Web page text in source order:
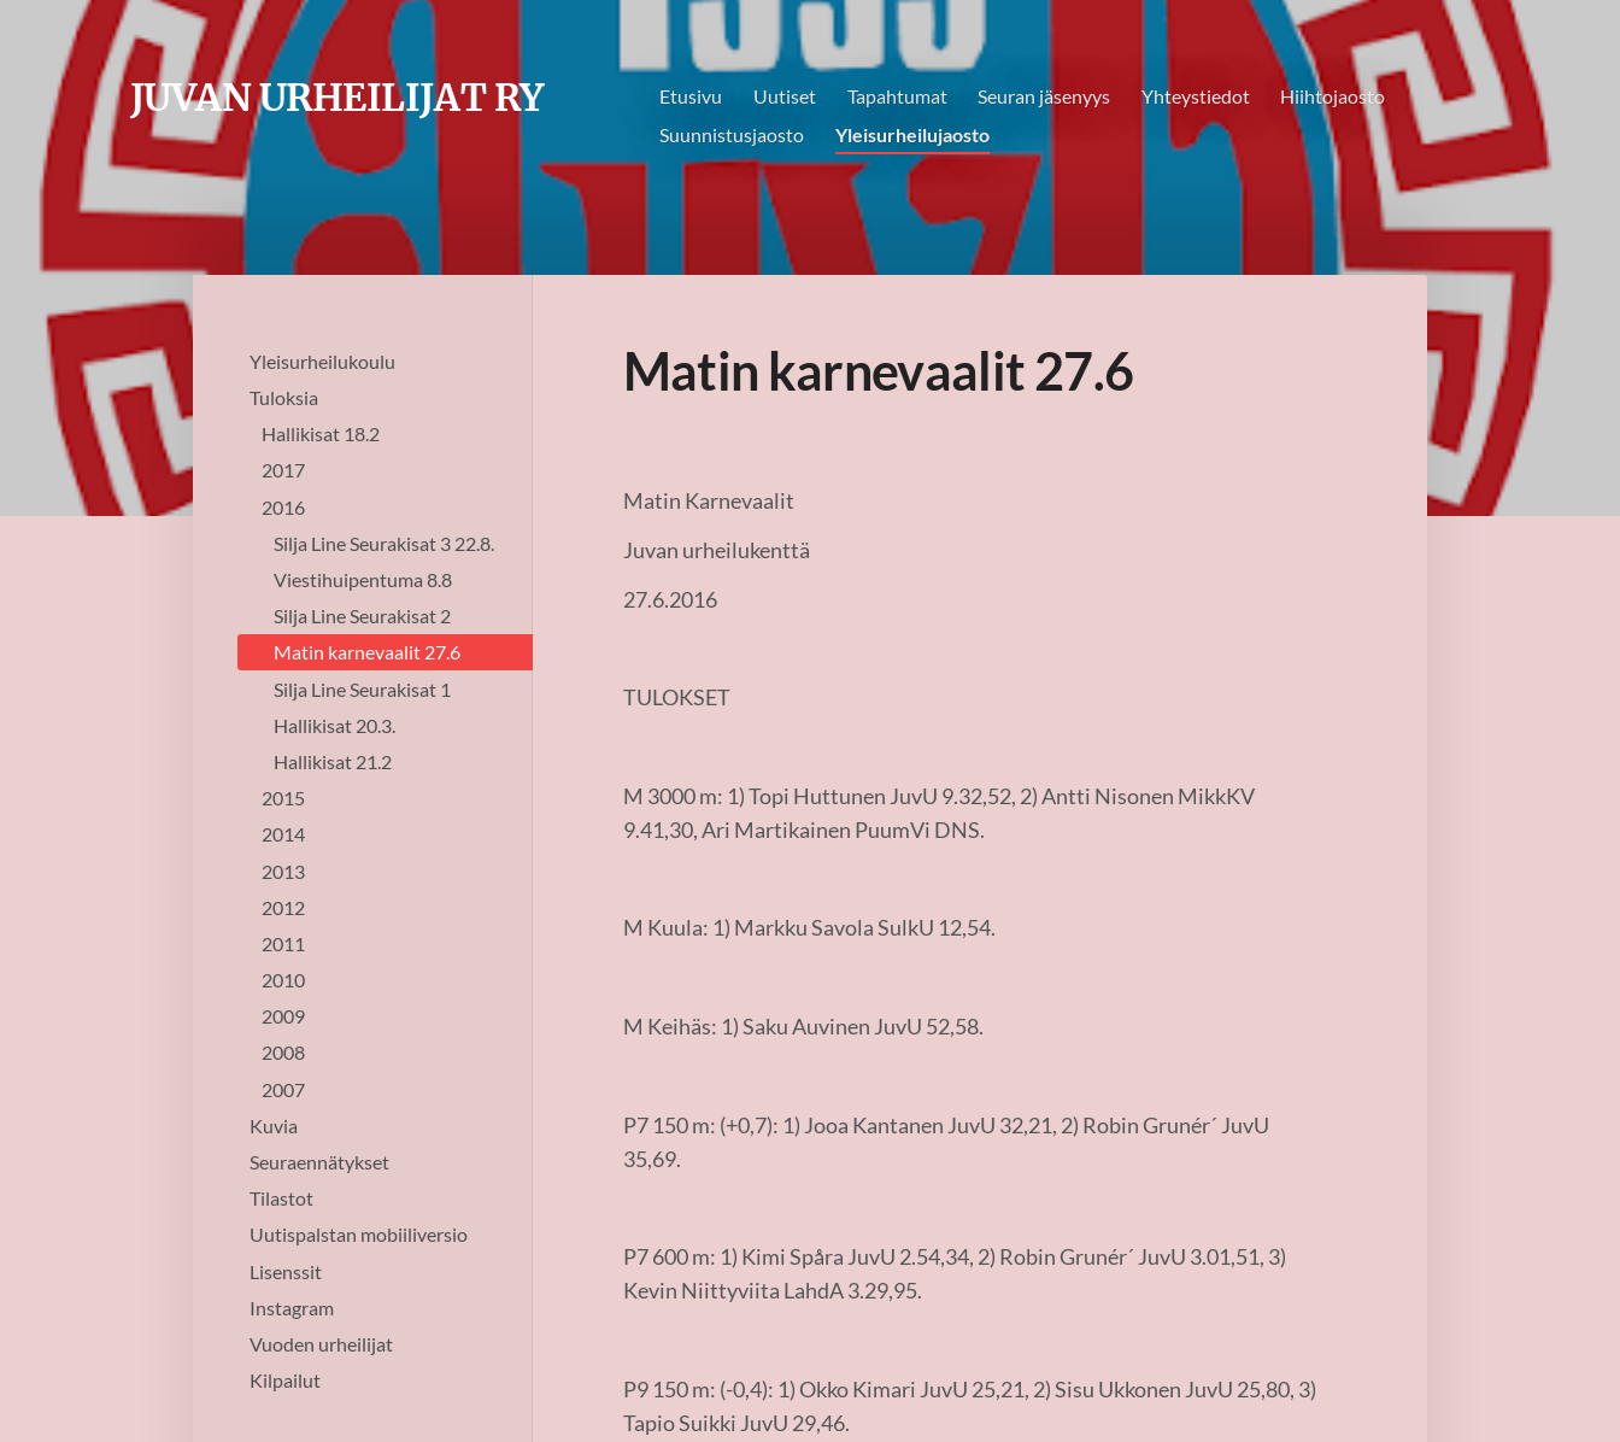
sisältöön
JUVAN URHEILIJAT RY Etusivu Uutiset Tapahtumat Seuran jäsenyys Yhteystiedot
Hiihtojaosto
Suunnistusjaosto
Yleisurheilujaosto
Yleisurheilukoulu
Tuloksia
Hallikisat 18.2
2017
2016
Silja Line Seurakisat 3 22.8.
Viestihuipentuma 8.8
Silja Line Seurakisat 2
Matin karnevaalit 27.6
Silja Line Seurakisat 1
Hallikisat 20.3.
Hallikisat 21.2
2015
2014
2013
2012
2011
2010
2009
2008
2007
Kuvia
Seuraennätykset
Tilastot
Uutispalstan mobiiliversio
Lisenssit
Instagram
Vuoden urheilijat
Kilpailut
Matin karnevaalit 27.6
Matin Karnevaalit
Juvan urheilukenttä
27.6.2016
TULOKSET
M 3000 m: 1) Topi Huttunen JuvU 9.32,52, 2) Antti Nisonen MikkKV
9.41,30, Ari Martikainen PuumVi DNS.
M Kuula: 1) Markku Savola SulkU 12,54.
M Keihäs: 1) Saku Auvinen JuvU 52,58.
P7 150 m: (+0,7): 1) Jooa Kantanen JuvU 32,21, 2) Robin Grunér´ JuvU
35,69.
P7 600 m: 1) Kimi Spåra JuvU 2.54,34, 2) Robin Grunér´ JuvU 3.01,51, 3)
Kevin Niittyviita LahdA 3.29,95.
P9 150 m: (-0,4): 1) Okko Kimari JuvU 25,21, 2) Sisu Ukkonen JuvU 25,80, 3)
Tapio Suikki JuvU 29,46.